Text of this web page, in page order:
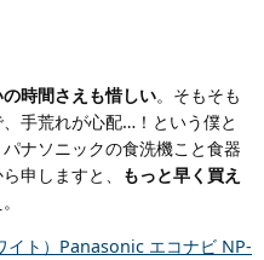
の時間さえも惜しい。そもそも
手荒れが心配…！という僕と
ナソニックの食洗機こと食器
申しますと、
もっと早く買え
イト）Panasonic エコナビ NP-